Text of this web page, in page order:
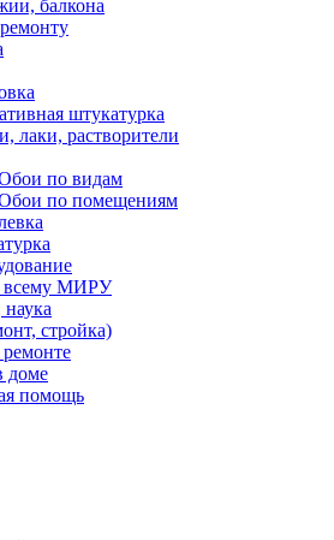
балкона
штукатурка
лаки, растворители
по видам
по помещениям
всему МИРУ
стройка)
доме
помощь